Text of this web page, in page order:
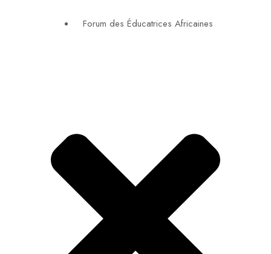
Forum des Éducatrices Africaines